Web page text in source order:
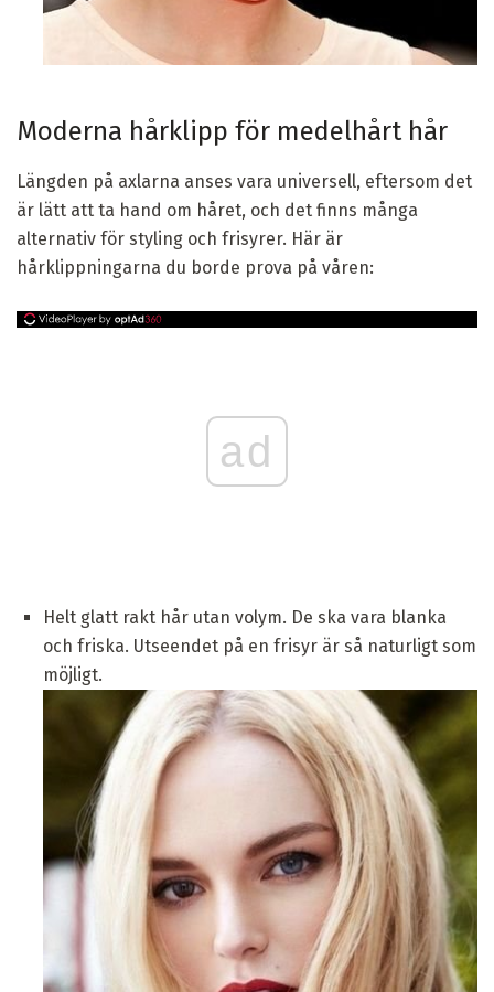
Moderna hårklipp för medelhårt hår
Längden på axlarna anses vara universell, eftersom det
är lätt att ta hand om håret, och det finns många
alternativ för styling och frisyrer. Här är
hårklippningarna du borde prova på våren:
ad
Helt glatt rakt hår utan volym. De ska vara blanka
och friska. Utseendet på en frisyr är så naturligt som
möjligt.